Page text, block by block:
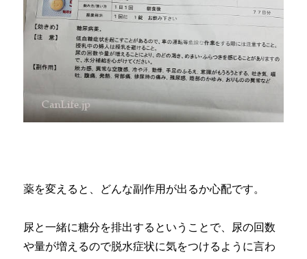
薬を変えると、どんな副作用が出るか心配です。
尿と一緒に糖分を排出するということで、尿の回数
や量が増えるので脱水症状に気をつけるように言わ